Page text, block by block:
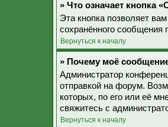
» Что означает кнопка
Эта кнопка позволяет
сохранённого сообщения
Вернуться к началу
» Почему моё
Администратор
отправкой на форум.
которых, по его или её
свяжитесь с
Вернуться к началу